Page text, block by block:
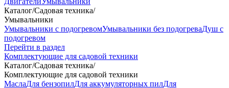
Каталог/Садовая техника/
Умывальники
Умывальники с подогревомУмывальники без подогреваДуш с
подогревом
Перейти в раздел
Комплектующие для садовой техники
Каталог/Садовая техника/
Комплектующие для садовой техники
МаслаДля бензопилДля аккумуляторных пилДля